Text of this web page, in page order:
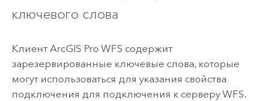
ключевого слова
Клиент ArcGIS ProWFS содержит
зарезервированные ключевые слова, которые
могут использоваться для указания свойства
подключения для подключения к серверу WFS.